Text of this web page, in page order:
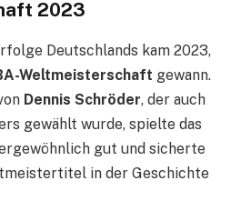
2023
Deutschlands kam 2023,
Weltmeisterschaft gewann.
Dennis Schröder, der auch
gewählt wurde, spielte das
gut und sicherte
in der Geschichte